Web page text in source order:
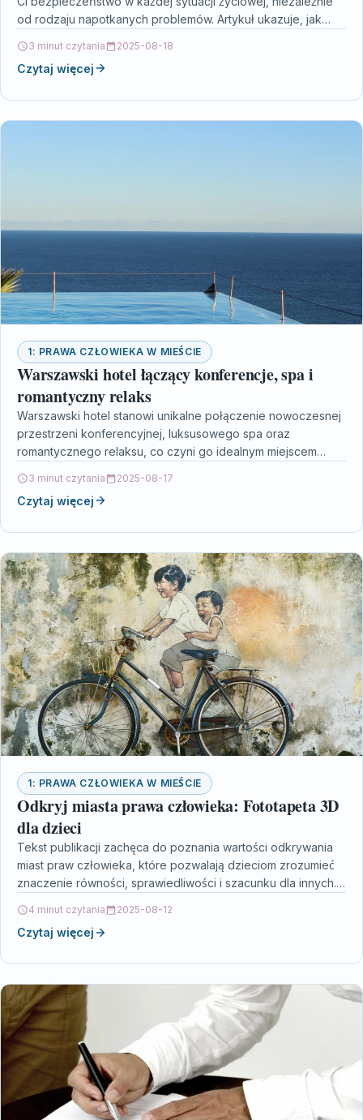
od rodzaju napotkanych problemów. Artykuł ukazuje, jak
3 minut czytania 2025-08-18
Czytaj więcej
1: PRAWA CZŁOWIEKA W MIEŚCIE
Warszawski hotel łączący konferencje, spa i
romantyczny relaks
Warszawski hotel stanowi unikalne połączenie nowoczesnej
przestrzeni konferencyjnej, luksusowego spa oraz
romantycznego relaksu, co czyni go idealnym miejscem
3 minut czytania 2025-08-17
Czytaj więcej
1: PRAWA CZŁOWIEKA W MIEŚCIE
Odkryj miasta prawa człowieka: Fototapeta 3D
dla dzieci
Tekst publikacji zachęca do poznania wartości odkrywania
miast praw człowieka, które pozwalają dzieciom zrozumieć
znaczenie równości, sprawiedliwości i szacunku dla innych.
4 minut czytania 2025-08-12
Czytaj więcej